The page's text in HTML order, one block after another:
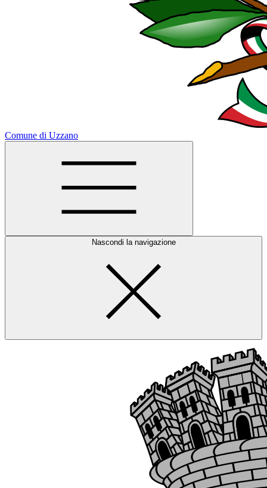
Comune di Uzzano
Nascondi la navigazione